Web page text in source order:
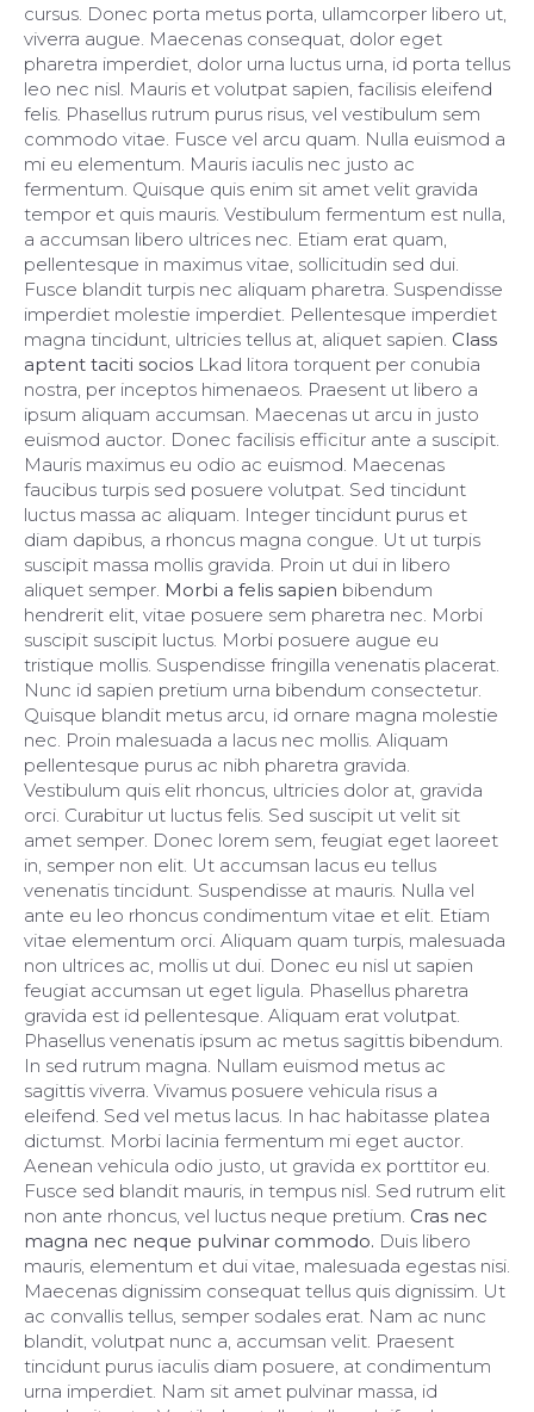
cursus. Donec porta metus porta, ullamcorper libero ut,
viverra augue. Maecenas consequat, dolor eget
pharetra imperdiet, dolor urna luctus urna, id porta tellus
leo nec nisl. Mauris et volutpat sapien, facilisis eleifend
felis. Phasellus rutrum purus risus, vel vestibulum sem
commodo vitae. Fusce vel arcu quam. Nulla euismod a
mi eu elementum. Mauris iaculis nec justo ac
fermentum. Quisque quis enim sit amet velit gravida
tempor et quis mauris. Vestibulum fermentum est nulla,
a accumsan libero ultrices nec. Etiam erat quam,
pellentesque in maximus vitae, sollicitudin sed dui.
Fusce blandit turpis nec aliquam pharetra. Suspendisse
imperdiet molestie imperdiet. Pellentesque imperdiet
magna tincidunt, ultricies tellus at, aliquet sapien. Class
aptent taciti socios Lkad litora torquent per conubia
nostra, per inceptos himenaeos. Praesent ut libero a
ipsum aliquam accumsan. Maecenas ut arcu in justo
euismod auctor. Donec facilisis efficitur ante a suscipit.
Mauris maximus eu odio ac euismod. Maecenas
faucibus turpis sed posuere volutpat. Sed tincidunt
luctus massa ac aliquam. Integer tincidunt purus et
diam dapibus, a rhoncus magna congue. Ut ut turpis
suscipit massa mollis gravida. Proin ut dui in libero
aliquet semper. Morbi a felis sapien bibendum
hendrerit elit, vitae posuere sem pharetra nec. Morbi
suscipit suscipit luctus. Morbi posuere augue eu
tristique mollis. Suspendisse fringilla venenatis placerat.
Nunc id sapien pretium urna bibendum consectetur.
Quisque blandit metus arcu, id ornare magna molestie
nec. Proin malesuada a lacus nec mollis. Aliquam
pellentesque purus ac nibh pharetra gravida.
Vestibulum quis elit rhoncus, ultricies dolor at, gravida
orci. Curabitur ut luctus felis. Sed suscipit ut velit sit
amet semper. Donec lorem sem, feugiat eget laoreet
in, semper non elit. Ut accumsan lacus eu tellus
venenatis tincidunt. Suspendisse at mauris. Nulla vel
ante eu leo rhoncus condimentum vitae et elit. Etiam
vitae elementum orci. Aliquam quam turpis, malesuada
non ultrices ac, mollis ut dui. Donec eu nisl ut sapien
feugiat accumsan ut eget ligula. Phasellus pharetra
gravida est id pellentesque. Aliquam erat volutpat.
Phasellus venenatis ipsum ac metus sagittis bibendum.
In sed rutrum magna. Nullam euismod metus ac
sagittis viverra. Vivamus posuere vehicula risus a
eleifend. Sed vel metus lacus. In hac habitasse platea
dictumst. Morbi lacinia fermentum mi eget auctor.
Aenean vehicula odio justo, ut gravida ex porttitor eu.
Fusce sed blandit mauris, in tempus nisl. Sed rutrum elit
non ante rhoncus, vel luctus neque pretium. Cras nec
magna nec neque pulvinar commodo. Duis libero
mauris, elementum et dui vitae, malesuada egestas nisi.
Maecenas dignissim consequat tellus quis dignissim. Ut
ac convallis tellus, semper sodales erat. Nam ac nunc
blandit, volutpat nunc a, accumsan velit. Praesent
tincidunt purus iaculis diam posuere, at condimentum
urna imperdiet. Nam sit amet pulvinar massa, id